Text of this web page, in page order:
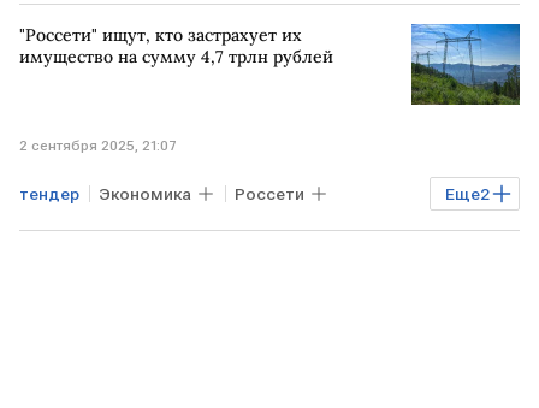
РОССИЯ
нефтегазовое месторождение
"Россети" ищут, кто застрахует их
имущество на сумму 4,7 трлн рублей
2 сентября 2025, 21:07
Еще2
тендер Экономика Россети
страхование имущество